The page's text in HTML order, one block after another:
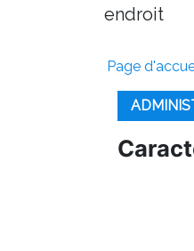
endroit
Page